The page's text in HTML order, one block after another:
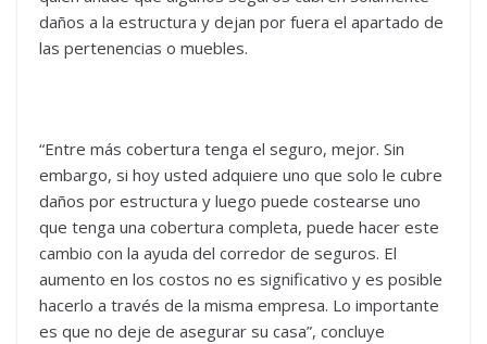
daños a la estructura y dejan por fuera el apartado de
las pertenencias o muebles.
“Entre más cobertura tenga el seguro, mejor. Sin
embargo, si hoy usted adquiere uno que solo le cubre
daños por estructura y luego puede costearse uno
que tenga una cobertura completa, puede hacer este
cambio con la ayuda del corredor de seguros. El
aumento en los costos no es significativo y es posible
hacerlo a través de la misma empresa. Lo importante
es que no deje de asegurar su casa”, concluye